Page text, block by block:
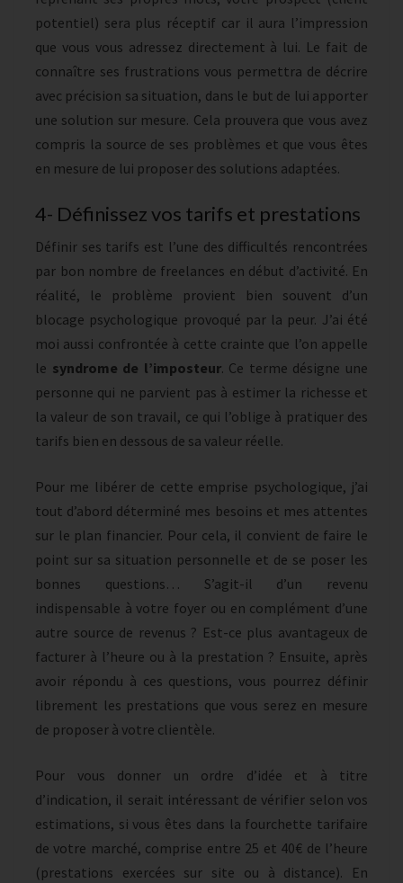
potentiel) sera plus réceptif car il aura l’impression
que vous vous adressez directement à lui. Le fait de
connaître ses frustrations vous permettra de décrire
avec précision sa situation, dans le but de lui apporter
une solution sur mesure. Cela prouvera que vous avez
compris la source de ses problèmes et que vous êtes
en mesure de lui proposer des solutions adaptées.
4- Définissez vos tarifs et prestations
Définir ses tarifs est l’une des difficultés rencontrées
par bon nombre de freelances en début d’activité. En
réalité, le problème provient bien souvent d’un
blocage psychologique provoqué par la peur. J’ai été
moi aussi confrontée à cette crainte que l’on appelle
le syndrome de l’imposteur. Ce terme désigne une
personne qui ne parvient pas à estimer la richesse et
la valeur de son travail, ce qui l’oblige à pratiquer des
tarifs bien en dessous de sa valeur réelle.
Pour me libérer de cette emprise psychologique, j’ai
tout d’abord déterminé mes besoins et mes attentes
sur le plan financier. Pour cela, il convient de faire le
point sur sa situation personnelle et de se poser les
bonnes questions… S’agit-il d’un revenu
indispensable à votre foyer ou en complément d’une
autre source de revenus ? Est-ce plus avantageux de
facturer à l’heure ou à la prestation ? Ensuite, après
avoir répondu à ces questions, vous pourrez définir
librement les prestations que vous serez en mesure
de proposer à votre clientèle.
Pour vous donner un ordre d’idée et à titre
d’indication, il serait intéressant de vérifier selon vos
estimations, si vous êtes dans la fourchette tarifaire
de votre marché, comprise entre 25 et 40€ de l’heure
(prestations exercées sur site ou à distance). En